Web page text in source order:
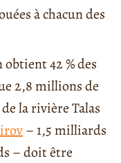
à chacun des
obtient 42 % des
2,8 millions de
la rivière Talas
– 1,5 milliards
– doit être